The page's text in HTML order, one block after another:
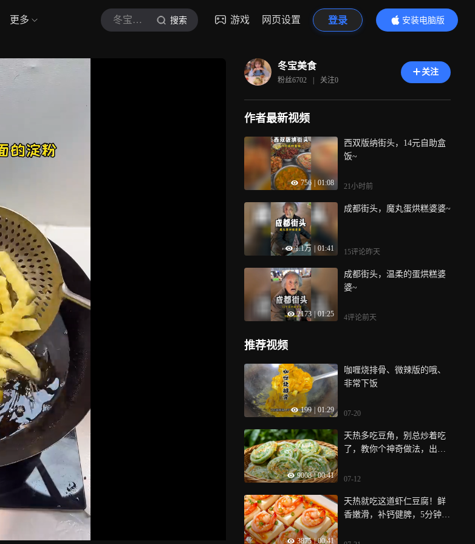
更多 冬宝美食 搜索 游戏 网页设置 登录
安装电脑版
内容更精彩
冬宝美食
粉丝6702 | 关注0
关注
作者最新视频
756 01:08
西双版纳街头，14元自助盒
饭~
21小时前
1.1万 01:41
成都街头，魔丸蛋烘糕婆婆~
15评论昨天
2173 01:25
成都街头，温柔的蛋烘糕婆
婆~
4评论前天
推荐视频
199 01:29
咖喱烧排骨、微辣版的哦、
非常下饭
07-20
9008 | 00:41
天热多吃豆角，别总炒着吃
了，教你个神奇做法，出锅
07-12
3875 | 00:41
天热就吃这道虾仁豆腐！鲜
香嫩滑，补钙健脾，5分钟出